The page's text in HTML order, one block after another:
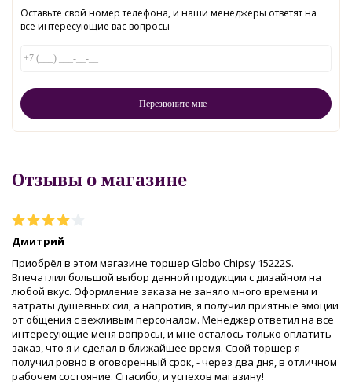
Оставьте свой номер телефона, и наши менеджеры ответят на
все интересующие вас вопросы
Отзывы о магазине
Дмитрий
Приобрёл в этом магазине торшер Globo Chipsy 15222S.
Впечатлил большой выбор данной продукции с дизайном на
любой вкус. Оформление заказа не заняло много времени и
затраты душевных сил, а напротив, я получил приятные эмоции
от общения с вежливым персоналом. Менеджер ответил на все
интересующие меня вопросы, и мне осталось только оплатить
заказ, что я и сделал в ближайшее время. Свой торшер я
получил ровно в оговоренный срок, - через два дня, в отличном
рабочем состояние. Спасибо, и успехов магазину!